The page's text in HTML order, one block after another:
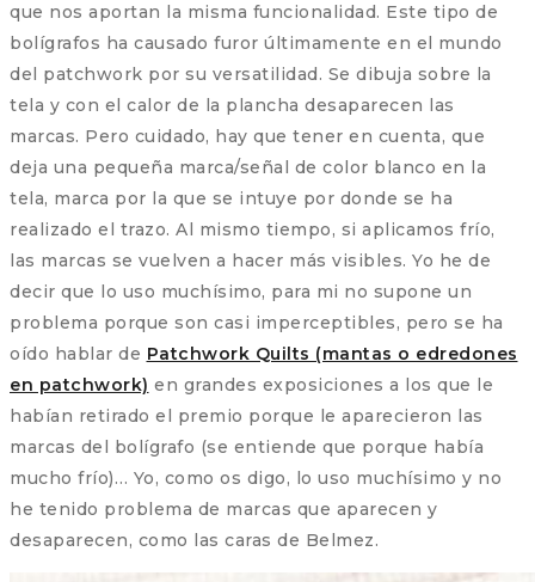
que nos aportan la misma funcionalidad. Este tipo de
bolígrafos ha causado furor últimamente en el mundo
del patchwork por su versatilidad. Se dibuja sobre la
tela y con el calor de la plancha desaparecen las
marcas. Pero cuidado, hay que tener en cuenta, que
deja una pequeña marca/señal de color blanco en la
tela, marca por la que se intuye por donde se ha
realizado el trazo. Al mismo tiempo, si aplicamos frío,
las marcas se vuelven a hacer más visibles. Yo he de
decir que lo uso muchísimo, para mi no supone un
problema porque son casi imperceptibles, pero se ha
oído hablar de Patchwork Quilts (mantas o edredones
en patchwork) en grandes exposiciones a los que le
habían retirado el premio porque le aparecieron las
marcas del bolígrafo (se entiende que porque había
mucho frío)… Yo, como os digo, lo uso muchísimo y no
he tenido problema de marcas que aparecen y
desaparecen, como las caras de Belmez.